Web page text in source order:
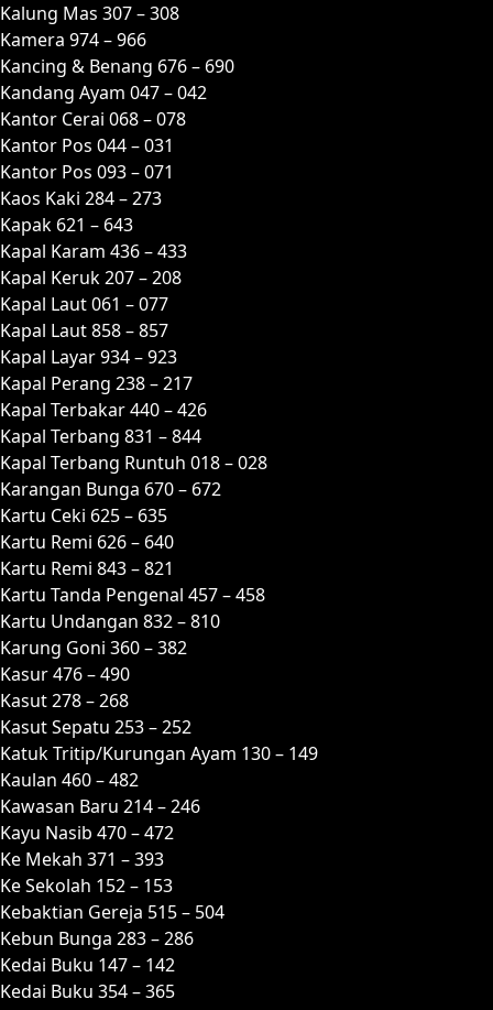
Kalung Mas 307 – 308
Kamera 974 – 966
Kancing & Benang 676 – 690
Kandang Ayam 047 – 042
Kantor Cerai 068 – 078
Kantor Pos 044 – 031
Kantor Pos 093 – 071
Kaos Kaki 284 – 273
Kapak 621 – 643
Kapal Karam 436 – 433
Kapal Keruk 207 – 208
Kapal Laut 061 – 077
Kapal Laut 858 – 857
Kapal Layar 934 – 923
Kapal Perang 238 – 217
Kapal Terbakar 440 – 426
Kapal Terbang 831 – 844
Kapal Terbang Runtuh 018 – 028
Karangan Bunga 670 – 672
Kartu Ceki 625 – 635
Kartu Remi 626 – 640
Kartu Remi 843 – 821
Kartu Tanda Pengenal 457 – 458
Kartu Undangan 832 – 810
Karung Goni 360 – 382
Kasur 476 – 490
Kasut 278 – 268
Kasut Sepatu 253 – 252
Katuk Tritip/Kurungan Ayam 130 – 149
Kaulan 460 – 482
Kawasan Baru 214 – 246
Kayu Nasib 470 – 472
Ke Mekah 371 – 393
Ke Sekolah 152 – 153
Kebaktian Gereja 515 – 504
Kebun Bunga 283 – 286
Kedai Buku 147 – 142
Kedai Buku 354 – 365